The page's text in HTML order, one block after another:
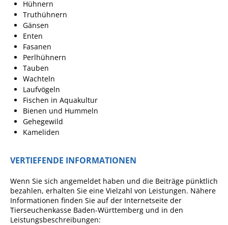
Hühnern
Truthühnern
Gänsen
Enten
Fasanen
Perlhühnern
Tauben
Wachteln
Laufvögeln
Fischen in Aquakultur
Bienen und Hummeln
Gehegewild
Kameliden
VERTIEFENDE INFORMATIONEN
Wenn Sie sich angemeldet haben und die Beiträge pünktlich
bezahlen, erhalten Sie eine Vielzahl von Leistungen. Nähere
Informationen finden Sie auf der Internetseite der
Tierseuchenkasse Baden-Württemberg und in den
Leistungsbeschreibungen: